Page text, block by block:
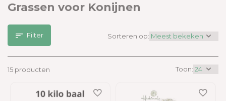
Grassen voor Konijnen
Filter
15 producten Toon:
Sorteren op: